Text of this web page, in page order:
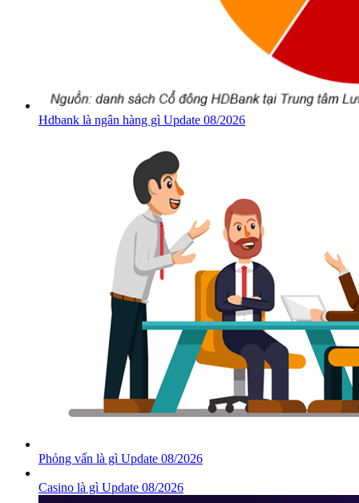
Hdbank là ngân hàng gì Update 08/2026
Phỏng vấn là gì Update 08/2026
Casino là gì Update 08/2026